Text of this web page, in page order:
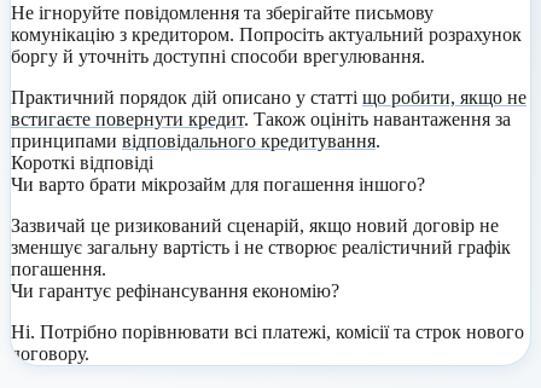
Не ігноруйте повідомлення та зберігайте письмову
комунікацію з кредитором. Попросіть актуальний розрахунок
боргу й уточніть доступні способи врегулювання.
Практичний порядок дій описано у статті що робити, якщо не
встигаєте повернути кредит. Також оцініть навантаження за
принципами відповідального кредитування.
Короткі відповіді
Чи варто брати мікрозайм для погашення іншого?
Зазвичай це ризикований сценарій, якщо новий договір не
зменшує загальну вартість і не створює реалістичний графік
погашення.
Чи гарантує рефінансування економію?
Ні. Потрібно порівнювати всі платежі, комісії та строк нового
договору.